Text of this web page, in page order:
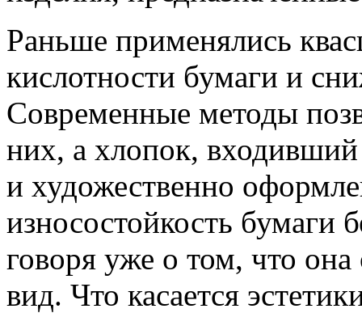
Раньше применялись
кислотности бумаги и
Современные методы
них, а хлопок, входивший
и художественно
износостойкость бумаги
говоря уже о том, что
вид. Что касается